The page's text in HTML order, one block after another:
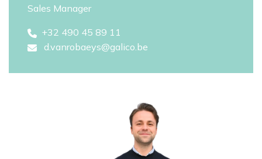
Sales Manager
+32 490 45 89 11​
d.vanrobaeys@galico.be